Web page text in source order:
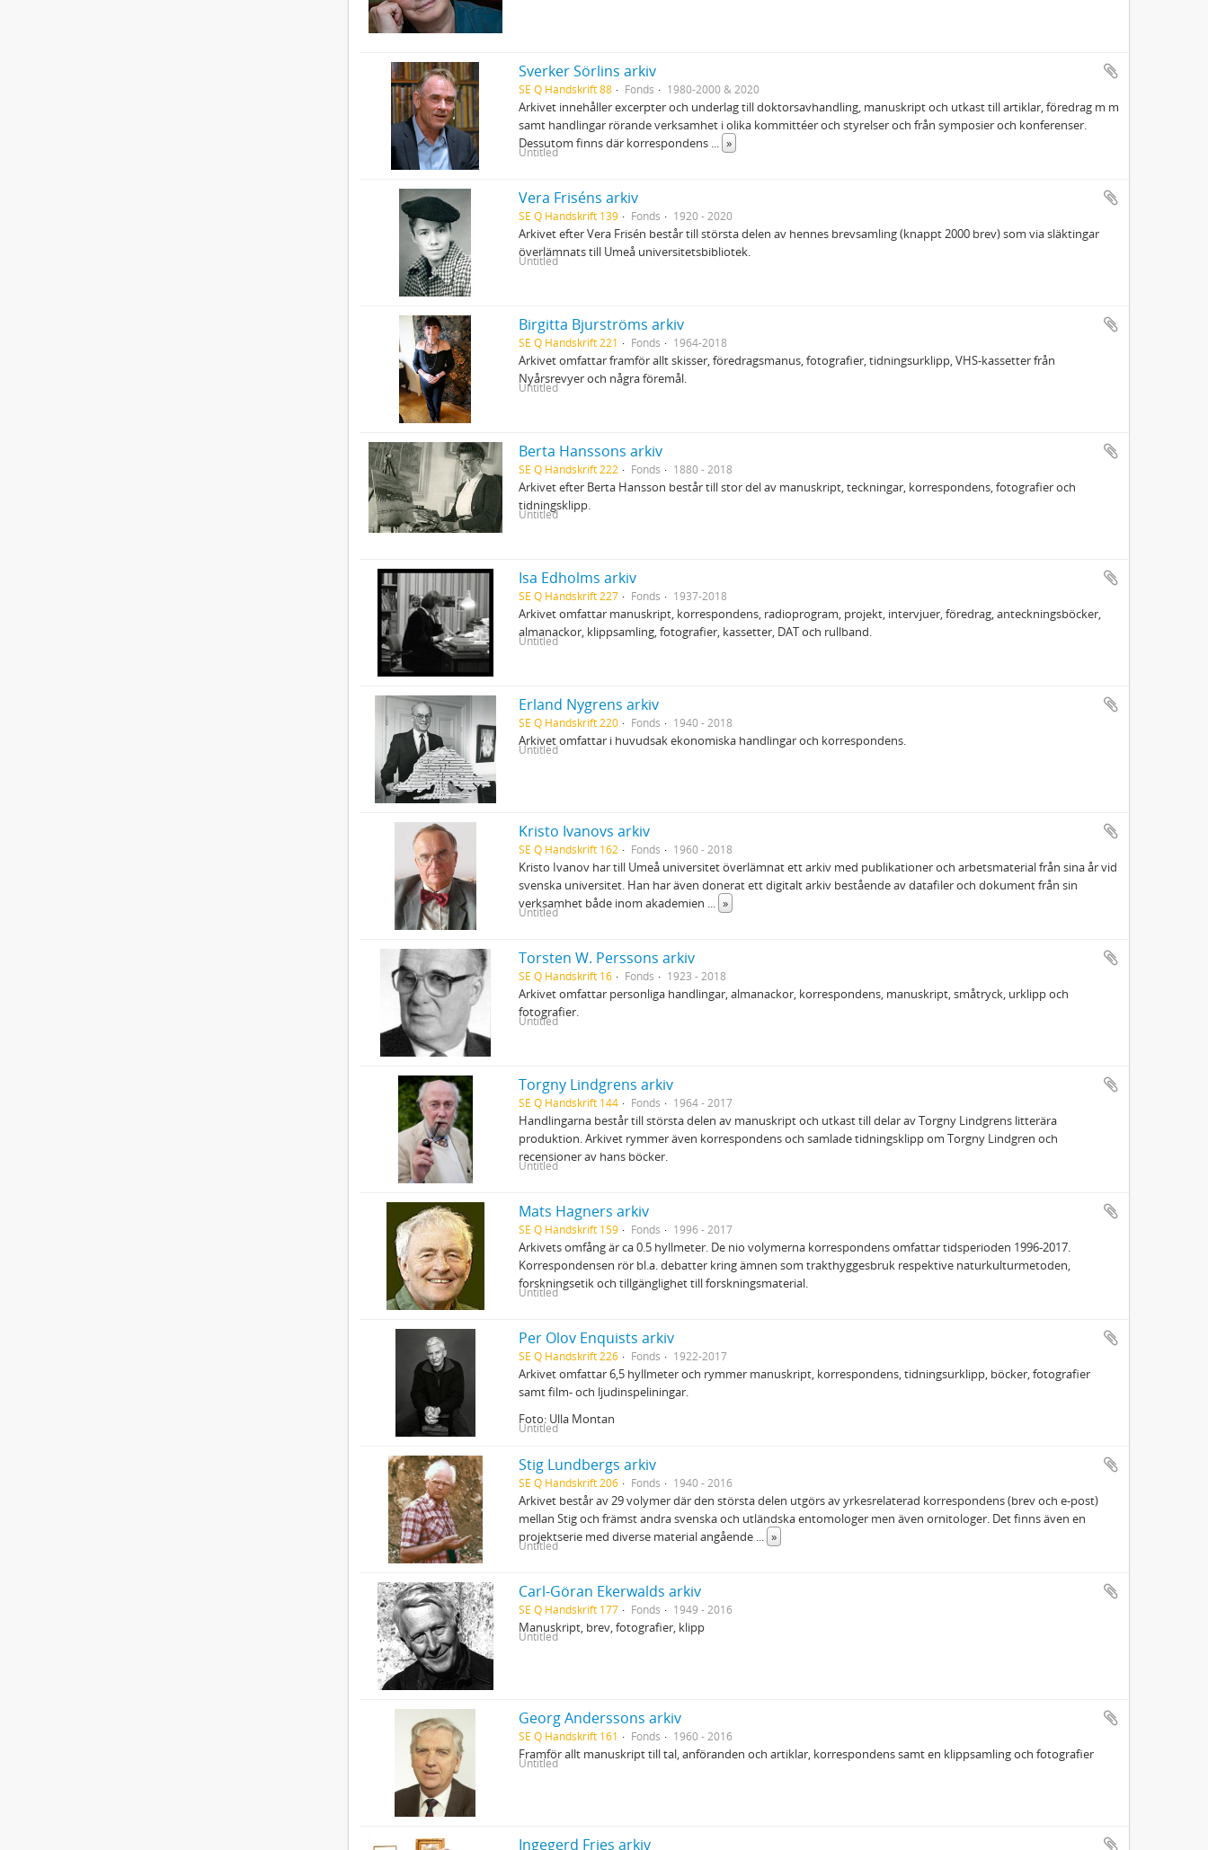
Sverker Sörlins arkiv
SE Q Handskrift 88 Fonds 1980-2000 & 2020
Arkivet innehåller excerpter och underlag till doktorsavhandling, manuskript och utkast till artiklar, föredrag m m
samt handlingar rörande verksamhet i olika kommittéer och styrelser och från symposier och konferenser.
Dessutom finns där korrespondens
»
Untitled
Vera Friséns arkiv
SE Q Handskrift 139 Fonds 1920 - 2020
Arkivet efter Vera Frisén består till största delen av hennes brevsamling (knappt 2000 brev) som via släktingar
överlämnats till Umeå universitetsbibliotek.
Untitled
Birgitta Bjurströms arkiv
SE Q Handskrift 221 Fonds 1964-2018
Arkivet omfattar framför allt skisser, föredragsmanus, fotografier, tidningsurklipp, VHS-kassetter från
Nyårsrevyer och några föremål.
Untitled
Berta Hanssons arkiv
SE Q Handskrift 222 Fonds 1880 - 2018
Arkivet efter Berta Hansson består till stor del av manuskript, teckningar, korrespondens, fotografier och
tidningsklipp.
Untitled
Isa Edholms arkiv
SE Q Handskrift 227 Fonds 1937-2018
Arkivet omfattar manuskript, korrespondens, radioprogram, projekt, intervjuer, föredrag, anteckningsböcker,
almanackor, klippsamling, fotografier, kassetter, DAT och rullband.
Untitled
Erland Nygrens arkiv
SE Q Handskrift 220 Fonds 1940 - 2018
Arkivet omfattar i huvudsak ekonomiska handlingar och korrespondens.
Untitled
Kristo Ivanovs arkiv
SE Q Handskrift 162 Fonds 1960 - 2018
Kristo Ivanov har till Umeå universitet överlämnat ett arkiv med publikationer och arbetsmaterial från sina år vid
svenska universitet. Han har även donerat ett digitalt arkiv bestående av datafiler och dokument från sin
verksamhet både inom akademien
»
Untitled
Torsten W. Perssons arkiv
SE Q Handskrift 16 Fonds 1923 - 2018
Arkivet omfattar personliga handlingar, almanackor, korrespondens, manuskript, småtryck, urklipp och
fotografier.
Untitled
Torgny Lindgrens arkiv
SE Q Handskrift 144 Fonds 1964 - 2017
Handlingarna består till största delen av manuskript och utkast till delar av Torgny Lindgrens litterära
produktion. Arkivet rymmer även korrespondens och samlade tidningsklipp om Torgny Lindgren och
recensioner av hans böcker.
Untitled
Mats Hagners arkiv
SE Q Handskrift 159 Fonds 1996 - 2017
Arkivets omfång är ca 0.5 hyllmeter. De nio volymerna korrespondens omfattar tidsperioden 1996-2017.
Korrespondensen rör bl.a. debatter kring ämnen som trakthyggesbruk respektive naturkulturmetoden,
forskningsetik och tillgänglighet till forskningsmaterial.
Untitled
Per Olov Enquists arkiv
SE Q Handskrift 226 Fonds 1922-2017
Arkivet omfattar 6,5 hyllmeter och rymmer manuskript, korrespondens, tidningsurklipp, böcker, fotografier
samt film- och ljudinspeliningar.
Foto: Ulla Montan
Untitled
Stig Lundbergs arkiv
SE Q Handskrift 206 Fonds 1940 - 2016
Arkivet består av 29 volymer där den största delen utgörs av yrkesrelaterad korrespondens (brev och e-post)
mellan Stig och främst andra svenska och utländska entomologer men även ornitologer. Det finns även en
projektserie med diverse material angående
»
Untitled
Carl-Göran Ekerwalds arkiv
SE Q Handskrift 177 Fonds 1949 - 2016
Manuskript, brev, fotografier, klipp
Untitled
Georg Anderssons arkiv
SE Q Handskrift 161 Fonds 1960 - 2016
Framför allt manuskript till tal, anföranden och artiklar, korrespondens samt en klippsamling och fotografier
Untitled
Ingegerd Fries arkiv